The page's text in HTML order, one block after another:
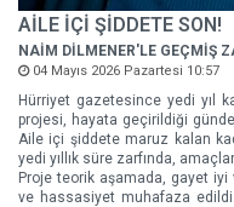
AİLE İÇİ ŞİDDETE SON!
NAİM DİLMENER'LE GEÇMİŞ
04 Mayıs 2026 Pazartesi 10:57
Hürriyet gazetesince yedi yıl
projesi, hayata geçirildiği
Aile içi şiddete maruz kalan
yedi yıllık süre zarfında,
Proje teorik aşamada, gayet iyi
ve hassasiyet muhafaza